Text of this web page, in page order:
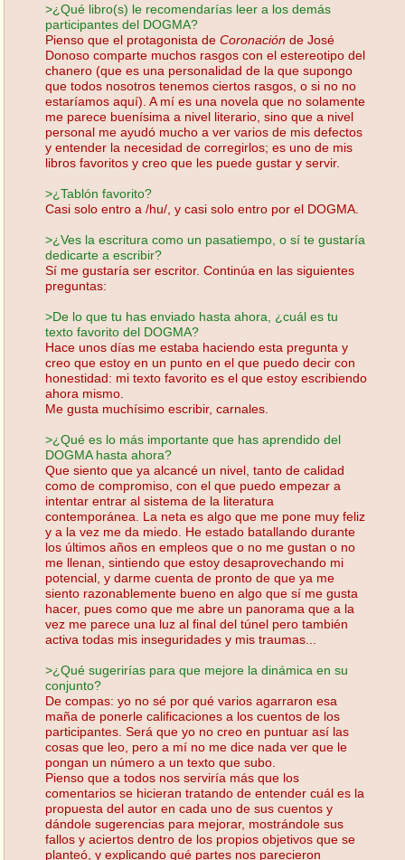
>¿Qué libro(s) le recomendarías leer a los demás
participantes del DOGMA?
Pienso que el protagonista de Coronación de José
Donoso comparte muchos rasgos con el estereotipo del
chanero (que es una personalidad de la que supongo
que todos nosotros tenemos ciertos rasgos, o si no no
estaríamos aquí). A mí es una novela que no solamente
me parece buenísima a nivel literario, sino que a nivel
personal me ayudó mucho a ver varios de mis defectos
y entender la necesidad de corregirlos; es uno de mis
libros favoritos y creo que les puede gustar y servir.
>¿Tablón favorito?
Casi solo entro a /hu/, y casi solo entro por el DOGMA.
>¿Ves la escritura como un pasatiempo, o sí te gustaría
dedicarte a escribir?
Sí me gustaría ser escritor. Continúa en las siguientes
preguntas:
>De lo que tu has enviado hasta ahora, ¿cuál es tu
texto favorito del DOGMA?
Hace unos días me estaba haciendo esta pregunta y
creo que estoy en un punto en el que puedo decir con
honestidad: mi texto favorito es el que estoy escribiendo
ahora mismo.
Me gusta muchísimo escribir, carnales.
>¿Qué es lo más importante que has aprendido del
DOGMA hasta ahora?
Que siento que ya alcancé un nivel, tanto de calidad
como de compromiso, con el que puedo empezar a
intentar entrar al sistema de la literatura
contemporánea. La neta es algo que me pone muy feliz
y a la vez me da miedo. He estado batallando durante
los últimos años en empleos que o no me gustan o no
me llenan, sintiendo que estoy desaprovechando mi
potencial, y darme cuenta de pronto de que ya me
siento razonablemente bueno en algo que sí me gusta
hacer, pues como que me abre un panorama que a la
vez me parece una luz al final del túnel pero también
activa todas mis inseguridades y mis traumas...
>¿Qué sugerirías para que mejore la dinámica en su
conjunto?
De compas: yo no sé por qué varios agarraron esa
maña de ponerle calificaciones a los cuentos de los
participantes. Será que yo no creo en puntuar así las
cosas que leo, pero a mí no me dice nada ver que le
pongan un número a un texto que subo.
Pienso que a todos nos serviría más que los
comentarios se hicieran tratando de entender cuál es la
propuesta del autor en cada uno de sus cuentos y
dándole sugerencias para mejorar, mostrándole sus
fallos y aciertos dentro de los propios objetivos que se
planteó, y explicando qué partes nos parecieron